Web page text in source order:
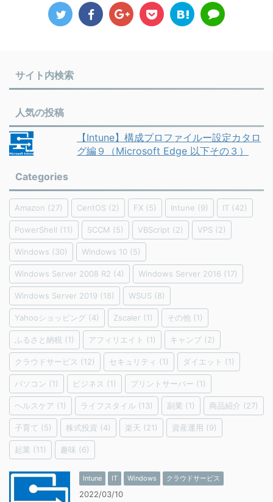
サイト内検索
人気の投稿
【Intune】構成プロファイルー設定カタロ
グ編９（Microsoft Edge 以下その３）
Categories
Amazon (27) CentOS (2) FX (5) Intune (9) IT (42)
PowerShell (11) SCCM (5) VBScript (2) VPS (2)
Windows (30) Windows 10 (5)
Windows Server 2008 R2 (4) Windows Server 2016 (17)
Windows Server 2019 (18) WSUS (8)
Yahooショッピング (4) Zscaler (1) その他 (1)
ふるさと納税 (1) アフィリエイト (1) キャンプ (2)
クラウドサービス (12) セキュリティ (1) ダイエット (1)
パソコン (1) ビジネス (1) プリントサーバー (1)
ヘルスケア (1) ライフスタイル (13) 副業 (1) 商品紹介 (27)
子育て (5) 株式投資 (4) 楽天 (21) 資産運用 (9)
起業 (11) 趣味 (6)
Intune IT Windows クラウドサービス
2022/03/10